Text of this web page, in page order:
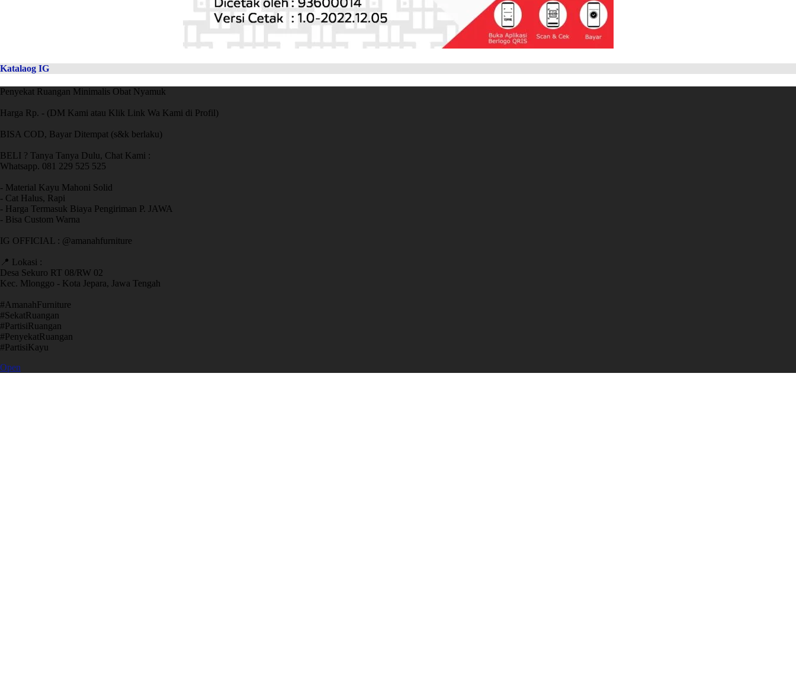
Katalaog IG
Penyekat Ruangan Minimalis Obat Nyamuk
Harga Rp. - (DM Kami atau Klik Link Wa Kami di Profil)
BISA COD, Bayar Ditempat (s&k berlaku)
BELI ? Tanya Tanya Dulu, Chat Kami :
Whatsapp. 081 229 525 525
- Material Kayu Mahoni Solid
- Cat Halus, Rapi
- Harga Termasuk Biaya Pengiriman P. JAWA
- Bisa Custom Warna
IG OFFICIAL : @amanahfurniture
📍 Lokasi :
Desa Sekuro RT 08/RW 02
Kec. Mlonggo - Kota Jepara, Jawa Tengah
​#AmanahFurniture
​#SekatRuangan
​#PartisiRuangan
​#PenyekatRuangan
​#PartisiKayu
Open